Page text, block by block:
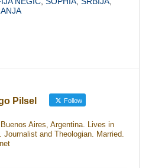
Pilsel Follow
Aires, Argentina. Lives in
Journalist and Theologian. Married.